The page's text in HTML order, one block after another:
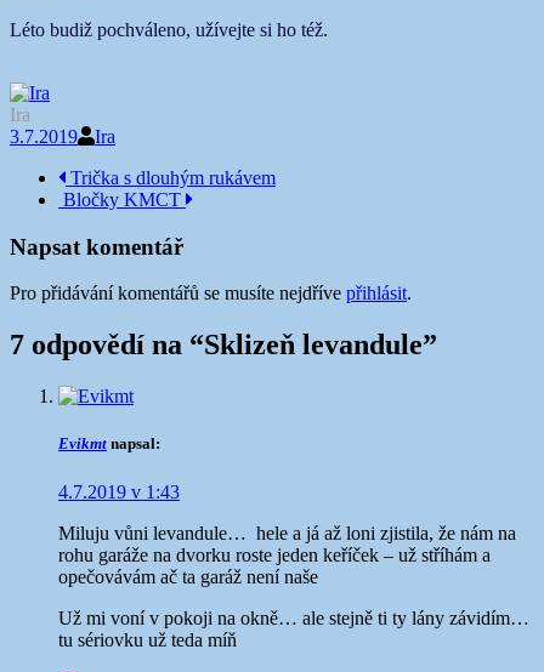
Léto budiž pochváleno, užívejte si ho též.
Ira
3.7.2019
Ira
Navigace
příspěvku
Trička s dlouhým rukávem
Bločky KMCT
Napsat komentář
Pro přidávání komentářů se musíte nejdříve přihlásit.
7 odpovědí na “Sklizeň levandule”
Evikmt napsal:
4.7.2019 v 1:43
Miluju vůni levandule… hele a já až loni zjistila, že nám na
rohu garáže na dvorku roste jeden keříček – už stříhám a
opečovávám ač ta garáž není naše
Už mi voní v pokoji na okně… ale stejně ti ty lány závidím…
tu sériovku už teda míň